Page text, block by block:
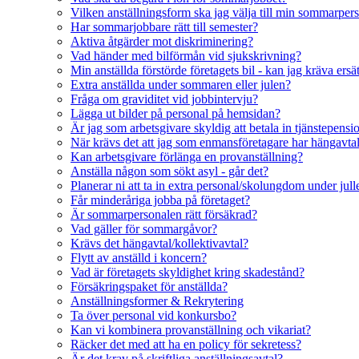
Vilken anställningsform ska jag välja till min
Har sommarjobbare rätt till semester?
Aktiva åtgärder mot diskriminering?
Vad händer med bilförmån vid sjukskrivning?
Min anställda förstörde företagets bil - kan jag kräva
Extra anställda under sommaren eller julen?
Fråga om graviditet vid jobbintervju?
Lägga ut bilder på personal på hemsidan?
Är jag som arbetsgivare skyldig att betala in
När krävs det att jag som enmansföretagare har
Kan arbetsgivare förlänga en provanställning?
Anställa någon som sökt asyl - går det?
Planerar ni att ta in extra personal/skolungdom under
Får minderåriga jobba på företaget?
Är sommarpersonalen rätt försäkrad?
Vad gäller för sommargåvor?
Krävs det hängavtal/kollektivavtal?
Flytt av anställd i koncern?
Vad är företagets skyldighet kring skadestånd?
Försäkringspaket för anställda?
Anställningsformer & Rekrytering
Ta över personal vid konkursbo?
Kan vi kombinera provanställning och vikariat?
Räcker det med att ha en policy för sekretess?